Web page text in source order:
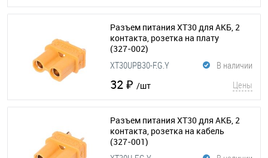
Разъем питания XT30 для АКБ, 2
контакта, розетка на плату
(327-002)
В наличии
XT30UPB30-F.G.Y
32 ₽ /шт Цены
Разъем питания XT30 для АКБ, 2
контакта, розетка на кабель
(327-001)